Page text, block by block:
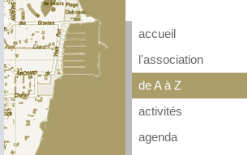
accueil
l'association
de A à Z
activités
agenda